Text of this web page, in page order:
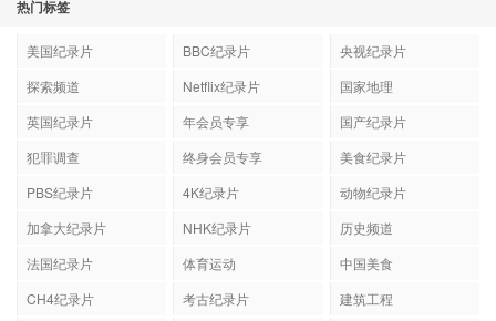
热门标签
美国纪录片 BBC纪录片
央视纪录片
探索频道
Netflix纪录片
国家地理
英国纪录片
年会员专享
国产纪录片
犯罪调查
终身会员专享
美食纪录片
PBS纪录片
4K纪录片
动物纪录片
加拿大纪录片
NHK纪录片
历史频道
法国纪录片
体育运动
中国美食
CH4纪录片
考古纪录片
建筑工程